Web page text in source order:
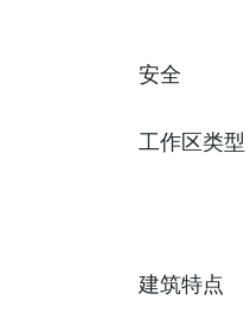
安全
工作区类型
建筑特点